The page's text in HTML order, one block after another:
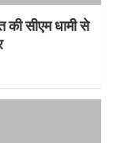
सीएम धामी से